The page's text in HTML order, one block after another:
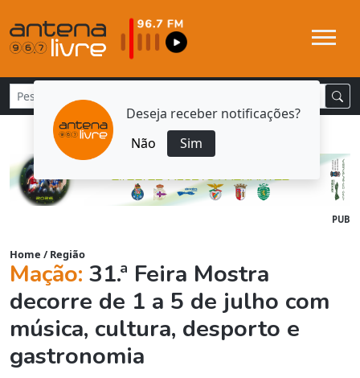
Deseja receber notificações?
Não
Sim
PUB
Home / Região
Mação: 31.ª Feira Mostra
decorre de 1 a 5 de julho com
música, cultura, desporto e
gastronomia